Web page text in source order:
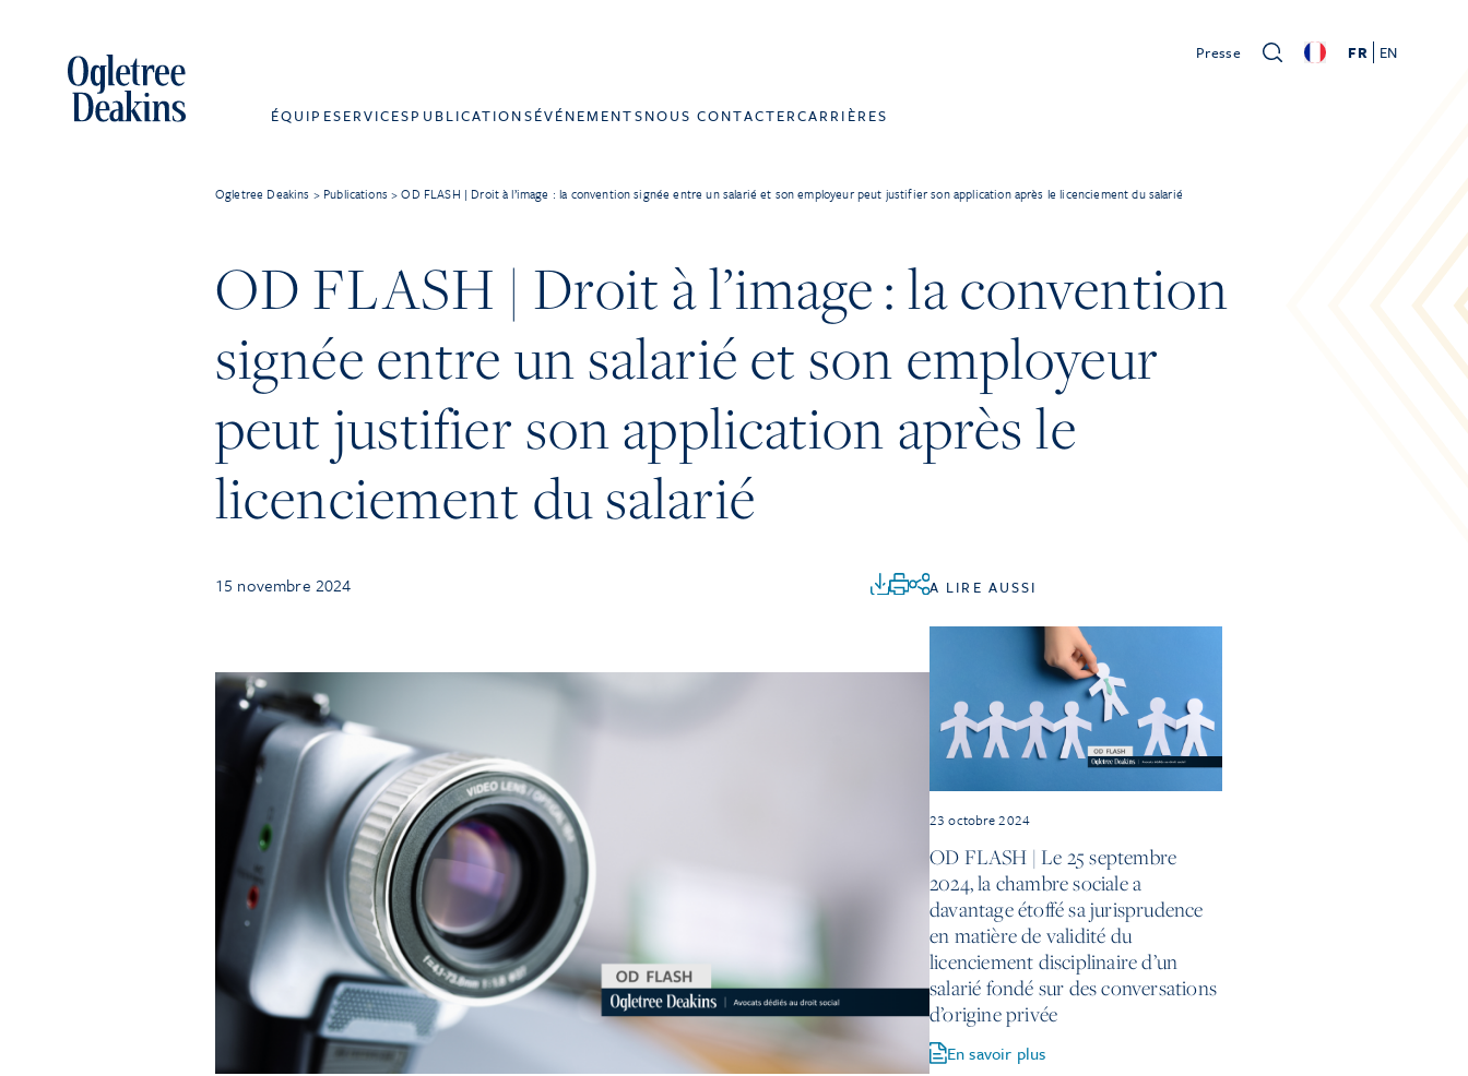
Presse FR EN
ÉQUIPESERVICESPUBLICATIONSÉVÉNEMENTSNOUS CONTACTERCARRIÈRES
Ogletree Deakins > Publications >OD FLASH | Droit à l’image : la convention signée entre un salarié et son employeur peut justifier son application après le licenciement du salarié
OD FLASH | Droit à l’image : la convention
signée entre un salarié et son employeur
peut justifier son application après le
licenciement du salarié
15 novembre 2024 A LIRE AUSSI
23 octobre 2024
OD FLASH | Le 25 septembre
2024, la chambre sociale a
davantage étoffé sa jurisprudence
en matière de validité du
licenciement disciplinaire d’un
salarié fondé sur des conversations
d’origine privée
En savoir plus